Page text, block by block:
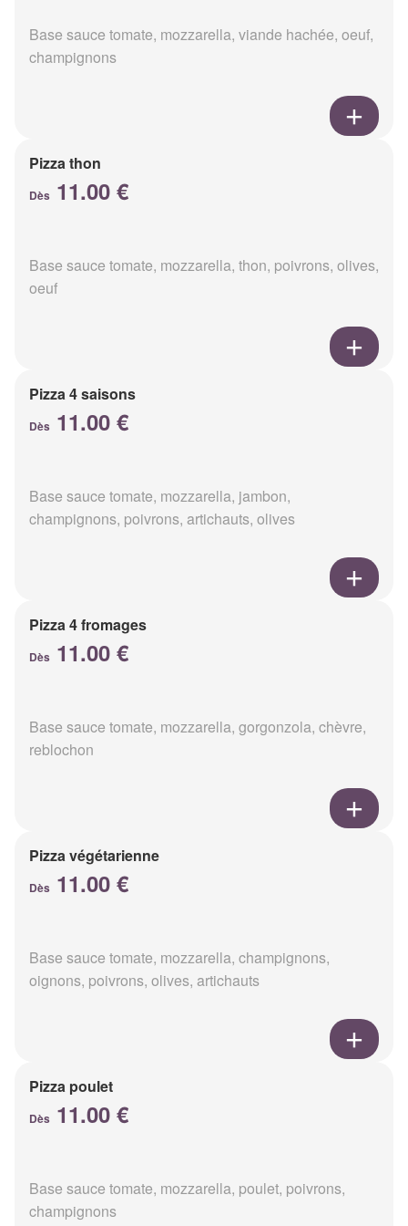
Base sauce tomate, mozzarella, viande hachée, oeuf,
champignons
Pizza thon
Dès 11.00 €
Base sauce tomate, mozzarella, thon, poivrons, olives,
oeuf
Pizza 4 saisons
Dès 11.00 €
Base sauce tomate, mozzarella, jambon,
champignons, poivrons, artichauts, olives
Pizza 4 fromages
Dès 11.00 €
Base sauce tomate, mozzarella, gorgonzola, chèvre,
reblochon
Pizza végétarienne
Dès 11.00 €
Base sauce tomate, mozzarella, champignons,
oignons, poivrons, olives, artichauts
Pizza poulet
Dès 11.00 €
Base sauce tomate, mozzarella, poulet, poivrons,
champignons